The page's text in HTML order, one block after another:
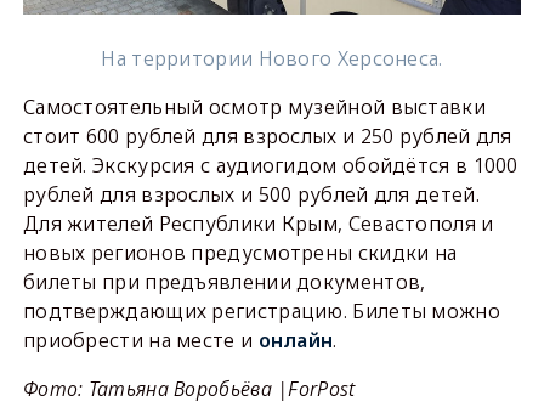
На территории Нового Херсонеса.
Самостоятельный осмотр музейной выставки
стоит 600 рублей для взрослых и 250 рублей для
детей. Экскурсия с аудиогидом обойдётся в 1000
рублей для взрослых и 500 рублей для детей.
Для жителей Республики Крым, Севастополя и
новых регионов предусмотрены скидки на
билеты при предъявлении документов,
подтверждающих регистрацию. Билеты можно
приобрести на месте и онлайн.
Фото: Татьяна Воробьёва |ForPost